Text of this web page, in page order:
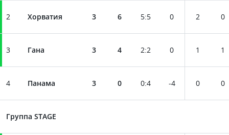
2 Хорватия 3 6 5:5 0 2 0
3 Гана 3 4 2:2 0 1 1
4 Панама 3 0 0:4 -4 0 0
Группа STAGE